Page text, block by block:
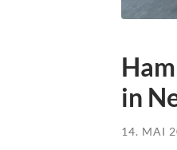
in
14. MAI